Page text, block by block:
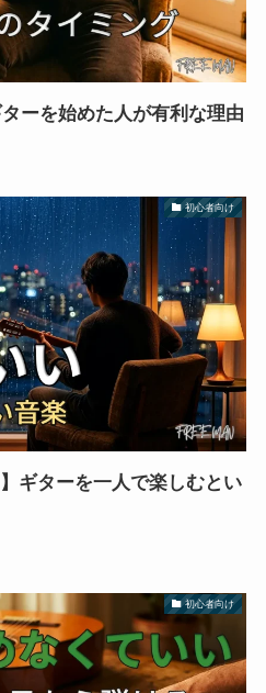
ターを始めた人が有利な理由
初心者向け
ギターを一人で楽しむとい
初心者向け